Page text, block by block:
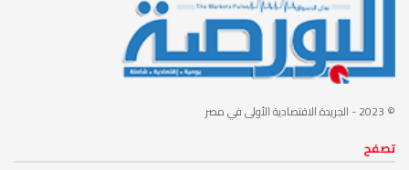
© 2023 - الجريدة الاقتصادية الأولى في مصر
تصفح